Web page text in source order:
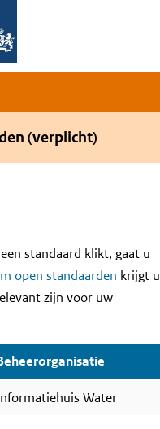
(verplicht)
standaard klikt, gaat u
open standaarden krijgt u
zijn voor uw
Water